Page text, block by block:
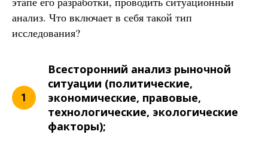
анализ. Что включает в себя такой тип
исследования?
Всесторонний анализ рыночной
ситуации (политические,
экономические, правовые,
технологические, экологические
факторы);